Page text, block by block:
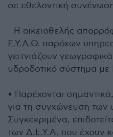
σε εθελοντική
- Η οικειοθελής
Ε.Υ.Α.Θ. παρόχων
γειτνιάζουν
υδροδοτικό σύστημα
• Παρέχονται
για τη συγχώνευση των
Συγκεκριμένα,
των Δ.Ε.Υ.Α. που έχουν